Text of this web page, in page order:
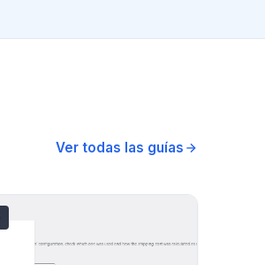
Ver todas las guías